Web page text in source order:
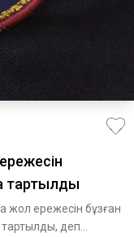
тартылды
ережесін бұзған
деп